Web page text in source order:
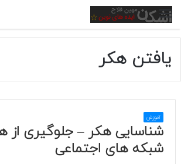
منو
یافتن هکر
آموزش
شناسایی هکر – جلوگیری
شبکه های اجتماعی